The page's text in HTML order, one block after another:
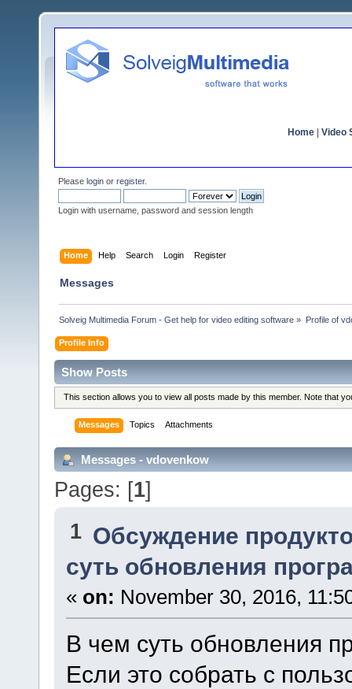
Home Video
Please login or register.
Login with username, password and session length
Home Help Search Login Register
Messages
Solveig Multimedia Forum - Get help for video editing software » Profile of
Profile Info
Show Posts
This section allows you to view all posts made by this member. Note that
Messages Topics Attachments
Messages - vdovenkow
Pages: [1]
1 Обсуждение
суть обновления
« on: November 30, 2016,
В чем суть обновления
Если это собрать с